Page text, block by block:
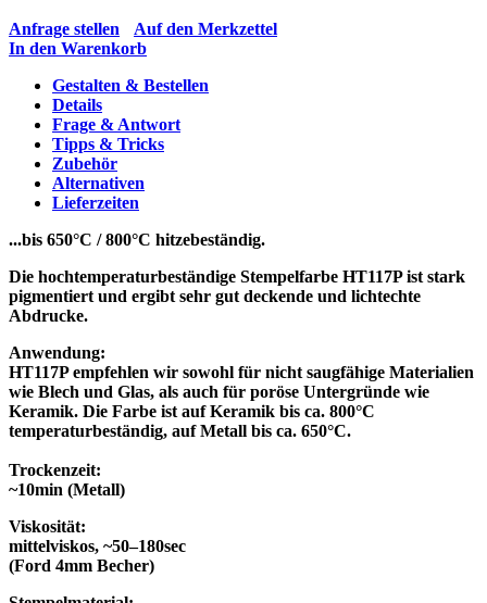
Anfrage stellen
Auf den Merkzettel
In den Warenkorb
Gestalten & Bestellen
Details
Frage & Antwort
Tipps & Tricks
Zubehör
Alternativen
Lieferzeiten
...bis 650°C / 800°C hitzebeständig.
Die hochtemperaturbeständige Stempelfarbe HT117P ist stark
pigmentiert und ergibt sehr gut deckende und lichtechte
Abdrucke.
Anwendung:
HT117P empfehlen wir sowohl für nicht saugfähige Materialien
wie Blech und Glas, als auch für poröse Untergründe wie
Keramik. Die Farbe ist auf Keramik bis ca. 800°C
temperaturbeständig, auf Metall bis ca. 650°C.
Trockenzeit:
~10min (Metall)
Viskosität:
mittelviskos, ~50–180sec
(Ford 4mm Becher)